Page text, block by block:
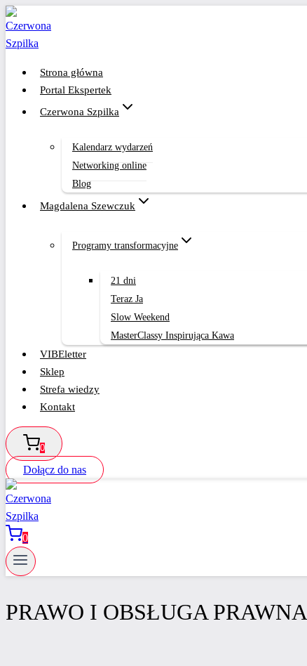
Przejdź
do
treści
Strona główna
Portal Ekspertek
Czerwona Szpilka
Kalendarz wydarzeń
Networking online
Blog
Magdalena Szewczuk
Programy transformacyjne
21 dni
Teraz Ja
Slow Weekend
MasterClassy Inspirująca Kawa
VIBEletter
Sklep
Strefa wiedzy
Kontakt
0
Dołącz do nas
0
PRAWO I OBSŁUGA PRAWNA